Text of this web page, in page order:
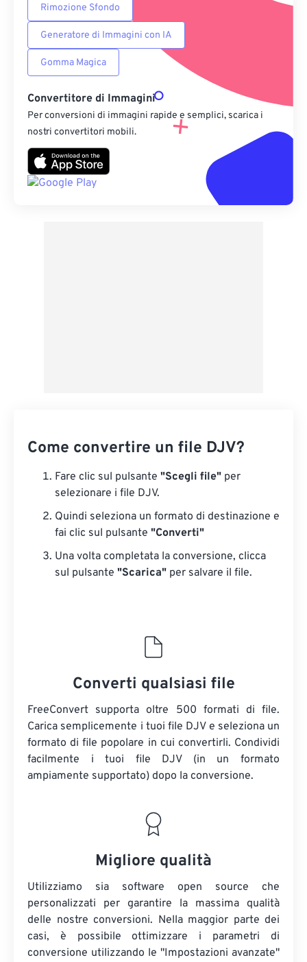
Dall'URL
Rimozione Sfondo
Generatore di Immagini con IA
Gomma Magica
Convertitore di Immagini
Per conversioni di immagini rapide e semplici, scarica i
nostri convertitori mobili.
Come convertire un file DJV?
Fare clic sul pulsante "Scegli file" per
selezionare i file DJV.
Quindi seleziona un formato di destinazione e
fai clic sul pulsante "Converti"
Una volta completata la conversione, clicca
sul pulsante "Scarica" ​​per salvare il file.
Converti qualsiasi file
FreeConvert supporta oltre 500 formati di file.
Carica semplicemente i tuoi file DJV e seleziona un
formato di file popolare in cui convertirli. Condividi
facilmente i tuoi file DJV (in un formato
ampiamente supportato) dopo la conversione.
Migliore qualità
Utilizziamo sia software open source che
personalizzati per garantire la massima qualità
delle nostre conversioni. Nella maggior parte dei
casi, è possibile ottimizzare i parametri di
conversione utilizzando le "Impostazioni avanzate"